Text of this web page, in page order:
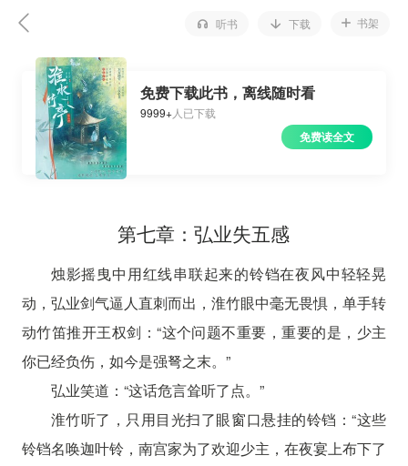
听书 下载 书架
免费下载此书，离线随时看
9999+人已下载
免费读全文
第七章：弘业失五感
烛影摇曳中用红线串联起来的铃铛在夜风中轻轻晃
动，弘业剑气逼人直刺而出，淮竹眼中毫无畏惧，单手转
动竹笛推开王权剑：“这个问题不重要，重要的是，少主
你已经负伤，如今是强弩之末。”
弘业笑道：“这话危言耸听了点。”
淮竹听了，只用目光扫了眼窗口悬挂的铃铛：“这些
铃铛名唤迦叶铃，南宫家为了欢迎少主，在夜宴上布下了